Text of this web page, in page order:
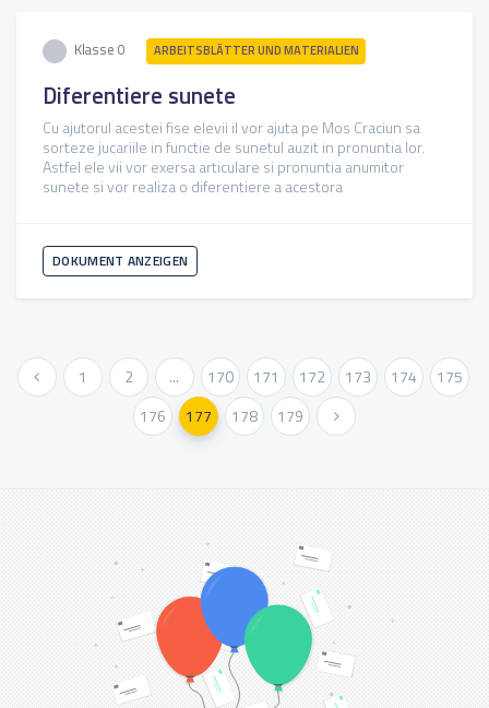
Klasse 0 ARBEITSBLÄTTER UND MATERIALIEN
Diferentiere sunete
Cu ajutorul acestei fise elevii il vor ajuta pe Mos Craciun sa
sorteze jucariile in functie de sunetul auzit in pronuntia lor.
Astfel ele vii vor exersa articulare si pronuntia anumitor
sunete si vor realiza o diferentiere a acestora
DOKUMENT ANZEIGEN
« Vorher 1 2 ... 170 171 172 173 174
175
176
177 178 179 Weiter »